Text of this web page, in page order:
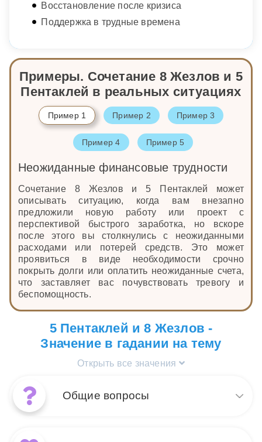
Восстановление после кризиса
Поддержка в трудные времена
Примеры. Сочетание 8 Жезлов и 5
Пентаклей в реальных ситуациях
Пример 1 Пример 2 Пример 3
Пример 4 Пример 5
Неожиданные финансовые трудности
Сочетание 8 Жезлов и 5 Пентаклей может
описывать ситуацию, когда вам внезапно
предложили новую работу или проект с
перспективой быстрого заработка, но вскоре
после этого вы столкнулись с неожиданными
расходами или потерей средств. Это может
проявиться в виде необходимости срочно
покрыть долги или оплатить неожиданные счета,
что заставляет вас почувствовать тревогу и
беспомощность.
5 Пентаклей и 8 Жезлов -
Значение в гадании на тему
Открыть все значения
Общие вопросы